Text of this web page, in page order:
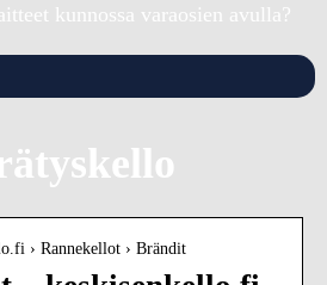
kunnossa varaosien avulla?
› Rannekellot › Brändit